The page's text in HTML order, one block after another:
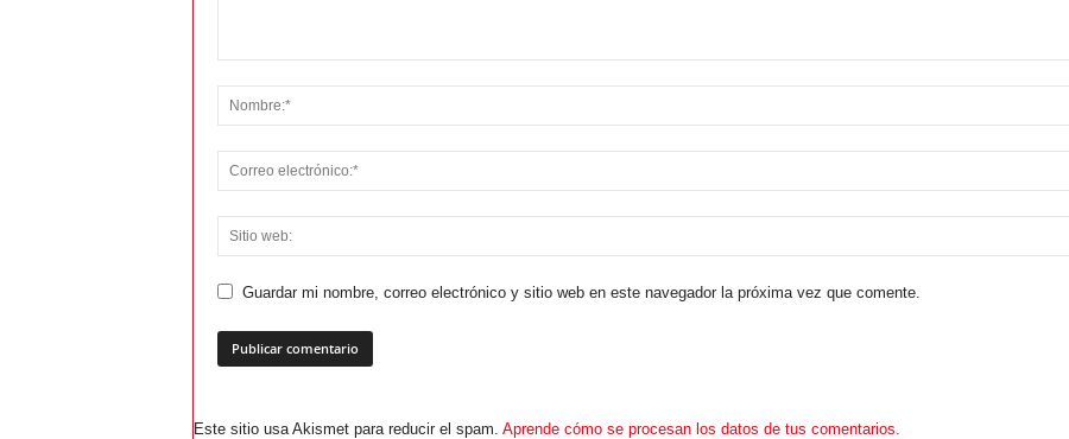
Guardar mi nombre, correo electrónico y sitio web en este navegador la próxima vez que comente.
Este sitio usa Akismet para reducir el spam. Aprende cómo se procesan los datos de tus comentarios.